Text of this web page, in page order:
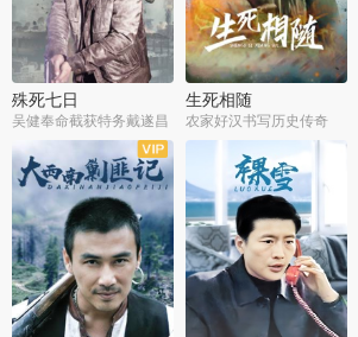
殊死七日
吴健奉命截获特务戴遂昌
生死相随
农家好汉书写历史传奇
全21集